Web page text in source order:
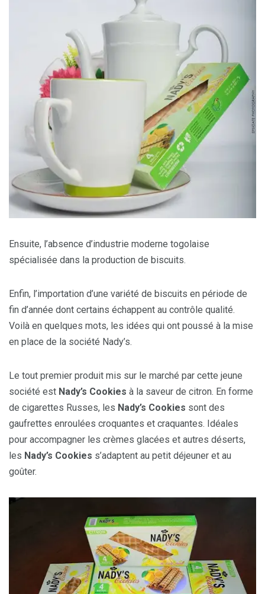
Ensuite, l’absence d’industrie moderne togolaise
spécialisée dans la production de biscuits.
Enfin, l’importation d’une variété de biscuits en période de
fin d’année dont certains échappent au contrôle qualité.
Voilà en quelques mots, les idées qui ont poussé à la mise
en place de la société Nady’s.
Le tout premier produit mis sur le marché par cette jeune
société est Nady’s Cookies à la saveur de citron. En forme
de cigarettes Russes, les Nady’s Cookies sont des
gaufrettes enroulées croquantes et craquantes. Idéales
pour accompagner les crèmes glacées et autres déserts,
les Nady’s Cookies s’adaptent au petit déjeuner et au
goûter.